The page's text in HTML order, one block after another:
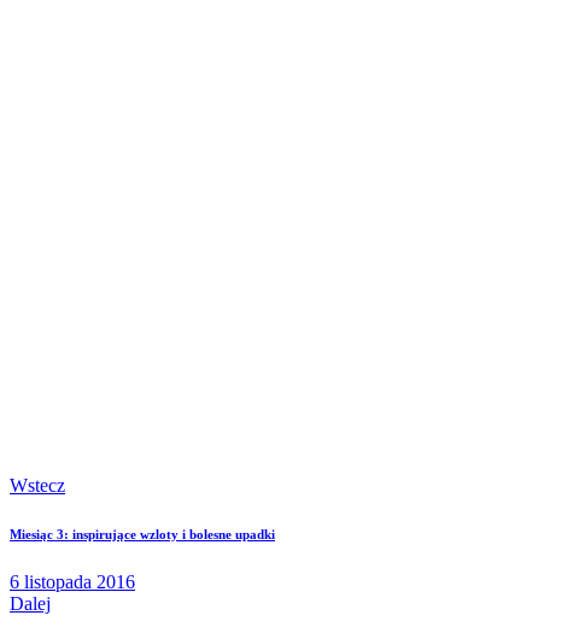
Wstecz
Miesiąc 3: inspirujące wzloty i bolesne upadki
6 listopada 2016
Dalej